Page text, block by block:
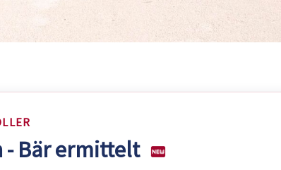
- Bär ermittelt